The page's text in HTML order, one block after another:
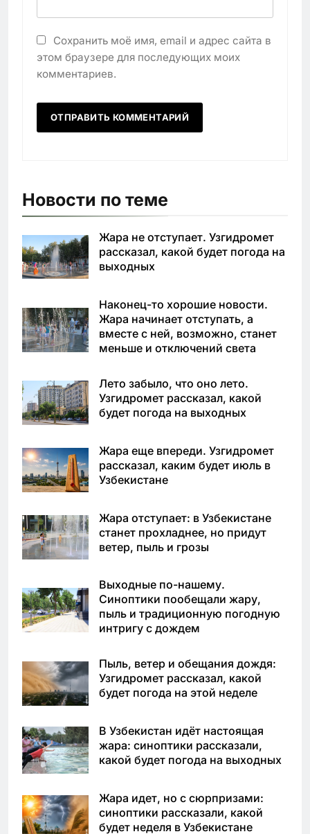
Сохранить моё имя, email и адрес сайта в
этом браузере для последующих моих
комментариев.
Новости по теме
Жара не отступает. Узгидромет
рассказал, какой будет погода на
выходных
Наконец-то хорошие новости.
Жара начинает отступать, а
вместе с ней, возможно, станет
меньше и отключений света
Лето забыло, что оно лето.
Узгидромет рассказал, какой
будет погода на выходных
Жара еще впереди. Узгидромет
рассказал, каким будет июль в
Узбекистане
Жара отступает: в Узбекистане
станет прохладнее, но придут
ветер, пыль и грозы
Выходные по-нашему.
Синоптики пообещали жару,
пыль и традиционную погодную
интригу с дождем
Пыль, ветер и обещания дождя:
Узгидромет рассказал, какой
будет погода на этой неделе
В Узбекистан идёт настоящая
жара: синоптики рассказали,
какой будет погода на выходных
Жара идет, но с сюрпризами:
синоптики рассказали, какой
будет неделя в Узбекистане